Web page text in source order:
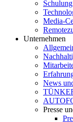
Schulung
Media-
Unternehmen
News
Presse